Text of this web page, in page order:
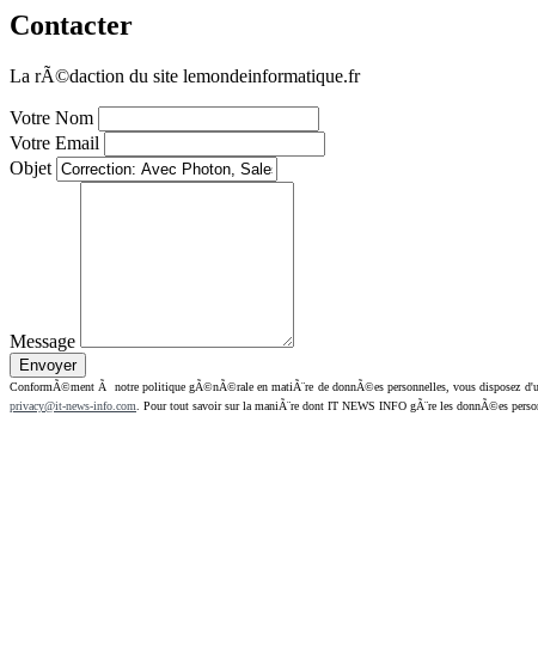
Contacter
La rÃ©daction du site lemondeinformatique.fr
Votre Nom
Votre Email
Objet
Message
ConformÃ©ment Ã notre politique gÃ©nÃ©rale en matiÃ¨re de donnÃ©es personnelles, vous disposez
privacy@it-news-info.com . Pour tout savoir sur la maniÃ¨re dont IT NEWS INFO gÃ¨re les donnÃ©es